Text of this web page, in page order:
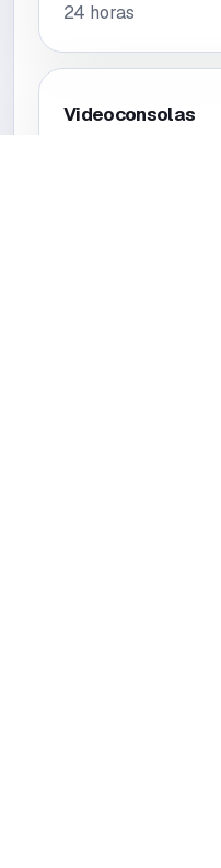
24 horas
Videoconsolas